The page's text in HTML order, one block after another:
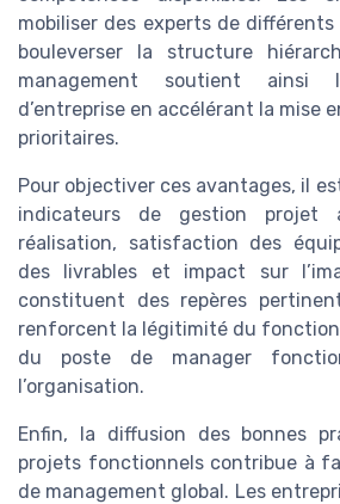
mobiliser des experts de
bouleverser la structure
management soutient ainsi
d’entreprise en accélérant la mise
prioritaires.
Pour objectiver ces avantages, il
indicateurs de gestion projet
réalisation, satisfaction des
des livrables et impact sur
constituent des repères
renforcent la légitimité du
du poste de manager
l’organisation.
Enfin, la diffusion des bonnes
projets fonctionnels contribue à
de management global. Les